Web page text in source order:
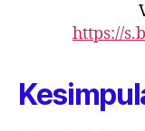
https://